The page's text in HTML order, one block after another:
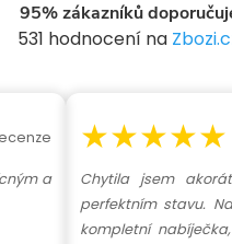
95% zákazníků
531 hodnocení na
a
★★★★★
Chytila jsem
perfektním stavu.
kompletní